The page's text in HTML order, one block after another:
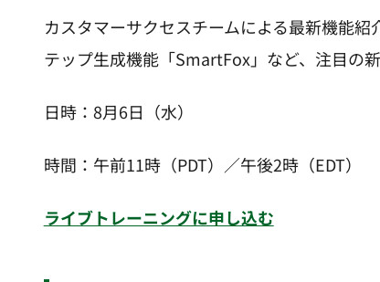
カスタマーサクセスチームによる最新機能
テップ生成機能「SmartFox」など、注目の
日時：8月6日（水）
時間：午前11時（PDT）／午後2時（EDT）
ライブトレーニングに申し込む